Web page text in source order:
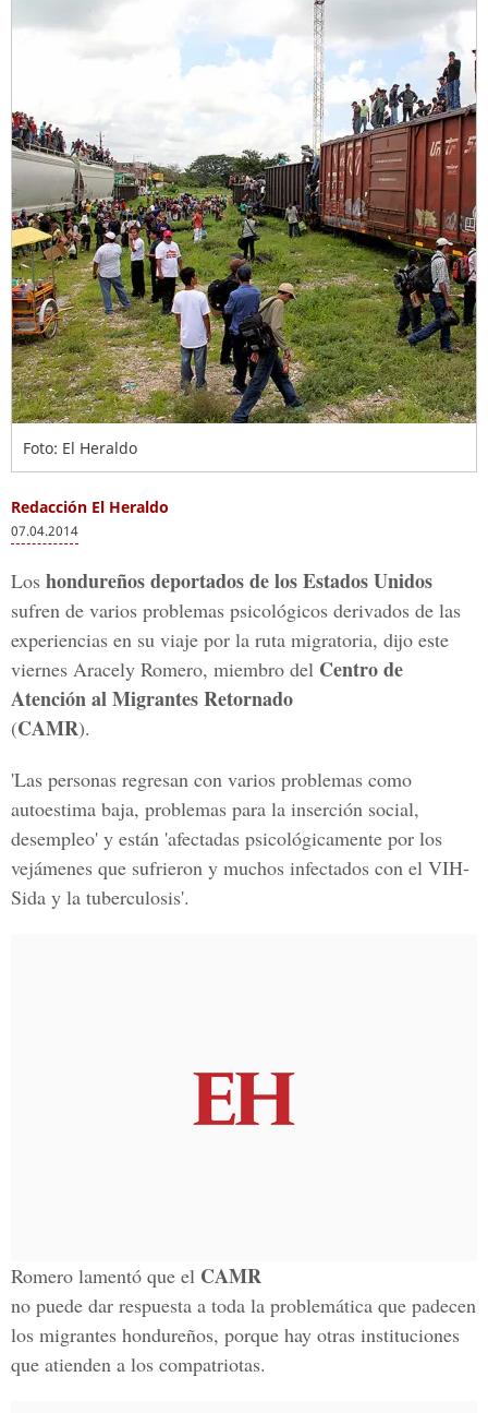
Foto: El Heraldo
Redacción El Heraldo
07.04.2014
Los hondureños deportados de los Estados Unidos
sufren de varios problemas psicológicos derivados de las
experiencias en su viaje por la ruta migratoria, dijo este
viernes Aracely Romero, miembro del Centro de
Atención al Migrantes Retornado
(CAMR).
'Las personas regresan con varios problemas como
autoestima baja, problemas para la inserción social,
desempleo' y están 'afectadas psicológicamente por los
vejámenes que sufrieron y muchos infectados con el VIH-
Sida y la tuberculosis'.
Romero lamentó que el CAMR
no puede dar respuesta a toda la problemática que padecen
los migrantes hondureños, porque hay otras instituciones
que atienden a los compatriotas.